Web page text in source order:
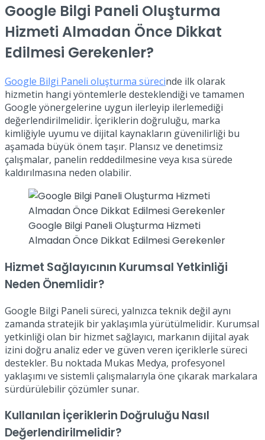
Google Bilgi Paneli Oluşturma
Hizmeti Almadan Önce Dikkat
Edilmesi Gerekenler?
Google Bilgi Paneli oluşturma sürecinde ilk olarak
hizmetin hangi yöntemlerle desteklendiği ve tamamen
Google yönergelerine uygun ilerleyip ilerlemediği
değerlendirilmelidir. İçeriklerin doğruluğu, marka
kimliğiyle uyumu ve dijital kaynakların güvenilirliği bu
aşamada büyük önem taşır. Plansız ve denetimsiz
çalışmalar, panelin reddedilmesine veya kısa sürede
kaldırılmasına neden olabilir.
Google Bilgi Paneli Oluşturma Hizmeti
Almadan Önce Dikkat Edilmesi Gerekenler
Hizmet Sağlayıcının Kurumsal Yetkinliği
Neden Önemlidir?
Google Bilgi Paneli süreci, yalnızca teknik değil aynı
zamanda stratejik bir yaklaşımla yürütülmelidir. Kurumsal
yetkinliği olan bir hizmet sağlayıcı, markanın dijital ayak
izini doğru analiz eder ve güven veren içeriklerle süreci
destekler. Bu noktada Mukas Medya, profesyonel
yaklaşımı ve sistemli çalışmalarıyla öne çıkarak markalara
sürdürülebilir çözümler sunar.
Kullanılan İçeriklerin Doğruluğu Nasıl
Değerlendirilmelidir?